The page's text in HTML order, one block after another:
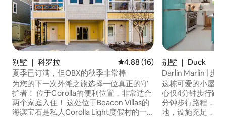
别墅 ｜ 科罗拉 平均评分 4.88 分（满分 5 分）
4.88 (16)
夏季已订满，但OBX的秋季非常棒
为您的下一次外滩之旅选择一位真正的守
护者！ 位于Corolla的便利位置，非常适合
两个家庭入住！ 这处位于Beacon Villas的
海滨宝石是私人Corolla Light度假村的一
别墅 ｜ Duck
Darlin Marlin | 步
人泳池！
这栋可爱的小屋距
心仅4分钟步行路
分钟步行路程，提
地，设施充足，装饰时尚。